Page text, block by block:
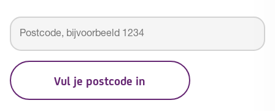
Vul je postcode in